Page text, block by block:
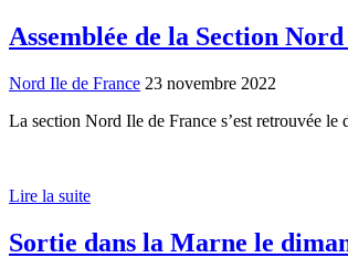
Assemblée de la Section
Nord Ile de France 23 novembre 2022
La section Nord Ile de France s’est retrouvée
Lire la suite
Sortie dans la Marne le